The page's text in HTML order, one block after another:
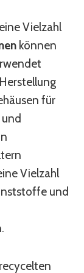
Vielzahl
können
für
Vielzahl
und